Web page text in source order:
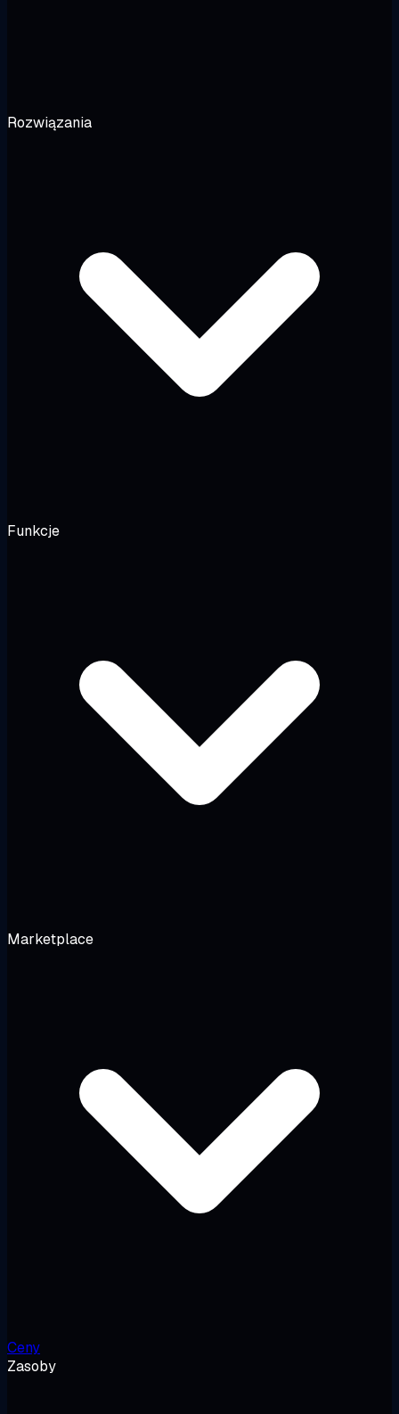
Rozwiązania
Funkcje
Marketplace
Ceny
Zasoby